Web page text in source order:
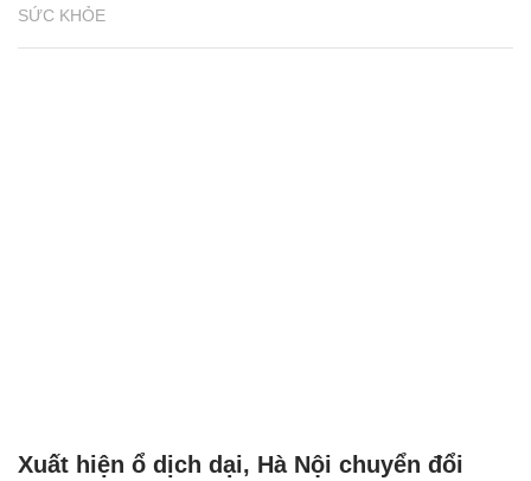
SỨC KHỎE
Xuất hiện ổ dịch dại, Hà Nội chuyển đổi